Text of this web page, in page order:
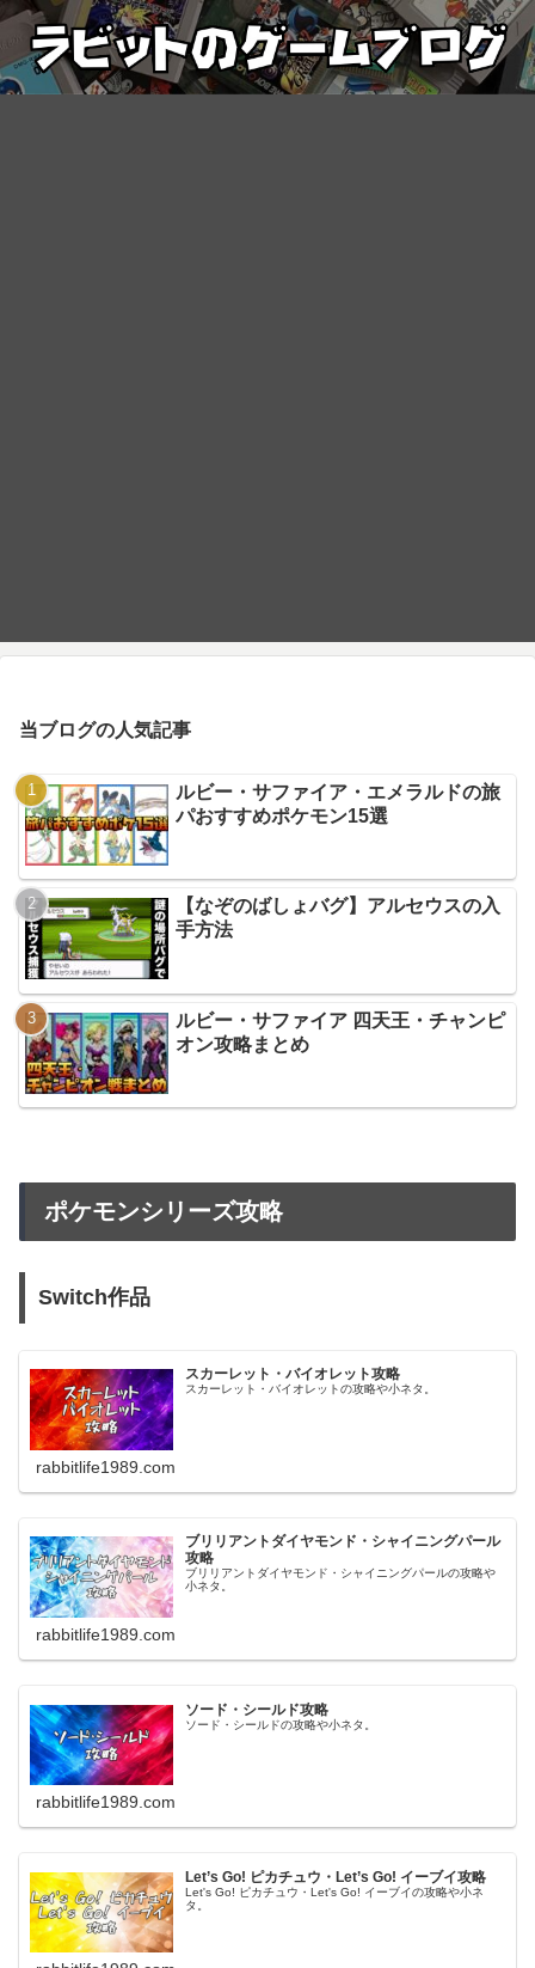
当ブログの人気記事
ルビー・サファイア・エメラルドの旅
パおすすめポケモン15選
【なぞのばしょバグ】アルセウスの入
手方法
ルビー・サファイア 四天王・チャンピ
オン攻略まとめ
ポケモンシリーズ攻略
Switch作品
スカーレット・バイオレット攻略
スカーレット・バイオレットの攻略や小ネタ。
rabbitlife1989.com
ブリリアントダイヤモンド・シャイニングパール
攻略
ブリリアントダイヤモンド・シャイニングパールの攻略や
小ネタ。
rabbitlife1989.com
ソード・シールド攻略
ソード・シールドの攻略や小ネタ。
rabbitlife1989.com
Let’s Go! ピカチュウ・Let’s Go! イーブイ攻略
Let's Go! ピカチュウ・Let's Go! イーブイの攻略や小ネ
タ。